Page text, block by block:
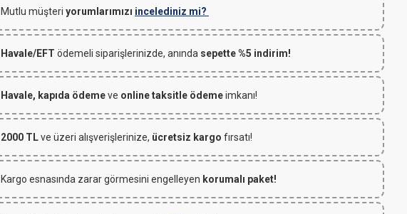
Mutlu müşteri yorumlarımızı incelediniz mi?
Havale/EFT ödemeli siparişlerinizde, anında sepette %5 indirim!
Havale, kapıda ödemeve online taksitle ödemeimkanı!
2000 TLve üzeri alışverişlerinize, ücretsiz kargo fırsatı!
Kargo esnasında zarar görmesini engelleyen korumalı paket!